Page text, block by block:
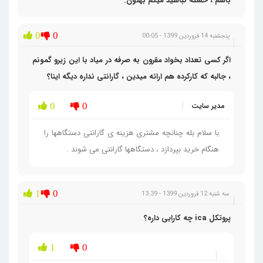
پنجشنبه 14 فروردین 1399 - 00:05 0 0
اگر کسی تعداد بخواد مقرون به صرفه در میاد با این زیرو گمونم
، جالبه که کارکرده هم ارائه میدین ، گارانتی نداره دیگه اینا؟
مدیر سایت 0 0
با سلام بله چنانچه مشتری هزینه ی گارانتی دستگاهها را
هنگام خرید بپردازد ، دستگاهها گارانتی می شوند .
سه شنبه 12 فروردین 1399 - 13:39 1 0
پروتکل ica چه کارایی داره؟
1 0